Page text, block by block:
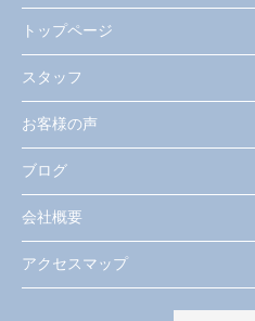
トップページ
スタッフ
お客様の声
ブログ
会社概要
アクセスマップ